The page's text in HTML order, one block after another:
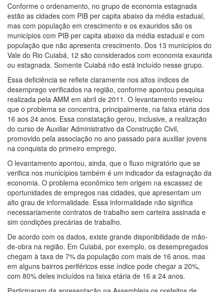
Conforme o ordenamento, no grupo de economia estagnada
estão as cidades com PIB per capita abaixo da média estadual,
mas com população em crescimento e os exauridos são os
municípios com PIB per capita abaixo da média estadual e com
população que não apresenta crescimento. Dos 13 municípios do
Vale do Rio Cuiabá, 12 são considerados com economia exaurida
ou estagnada. Somente Cuiabá não está incluído nesse grupo.
Essa deficiência se reflete claramente nos altos índices de
desemprego verificados na região, conforme apontou pesquisa
realizada pela AMM em abril de 2011. O levantamento revelou
que o problema se concentra, principalmente, na faixa etária dos
16 aos 24 anos. Essa constatação gerou, inclusive, a realização
do curso de Auxiliar Administrativo da Construção Civil,
promovido pela associação no ano passado para auxiliar jovens
na conquista do primeiro emprego.
O levantamento apontou, ainda, que o fluxo migratório que se
verifica nos municípios também é um indicador da estagnação da
economia. O problema econômico tem origem na escassez de
oportunidades de empregos nas cidades, que apresentam um
alto grau de informalidade. Essa informalidade não significa
necessariamente contratos de trabalho sem carteira assinada e
sim condições precárias de trabalho.
De acordo com os dados, existe grande disponibilidade de mão-
de-obra na região. Em Cuiabá, por exemplo, os desempregados
chegam à taxa de 7% da população com mais de 16 anos, mas
em alguns bairros periféricos esse índice pode chegar a 20%,
com 80% deles incluídos na faixa etária de 16 a 24 anos.